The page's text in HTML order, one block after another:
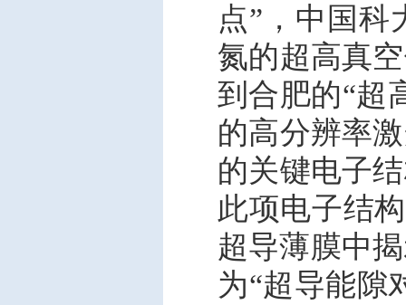
点”，中国科
氮的超高真
到合肥的“超
的高分辨率
的关键电子
此项电子结
超导薄膜中
为“超导能隙